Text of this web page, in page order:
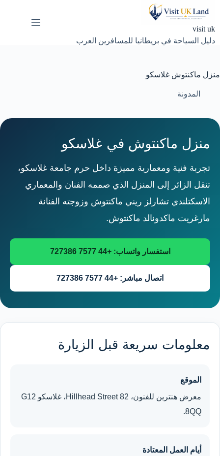
visit uk
دليل السياحة في بريطانيا للمسافرين العرب
منزل ماكنتوش غلاسكو
المدونة
منزل ماكنتوش في غلاسكو
تجربة فنية ومعمارية مميزة داخل حرم جامعة غلاسكو،
تنقل الزائر إلى المنزل الذي صممه الفنان والمعماري
الاسكتلندي تشارلز ريني ماكنتوش وزوجته الفنانة
مارغريت ماكدونالد ماكنتوش.
استفسار واتساب: +44 7577 727386
اتصال مباشر: +44 7577 727386
معلومات سريعة قبل الزيارة
الموقع
معرض هنترين للفنون، 82 Hillhead Street، غلاسكو G12
8QQ.
أيام العمل المعتادة